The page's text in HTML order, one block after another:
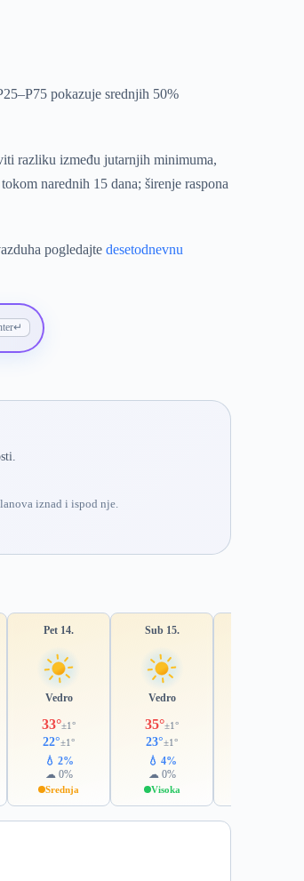
pokazuje srednjih 50%
razliku između jutarnjih minimuma,
narednih 15 dana; širenje raspona
pogledajtedesetodnevnu
↵
iznad i ispod nje.
Pet 14.
Vedro
33°±1°
22°±1°
💧 2%
☁ 0%
Srednja
Sub 15.
Vedro
35°±1°
23°±1°
💧 4%
☁ 0%
Visoka